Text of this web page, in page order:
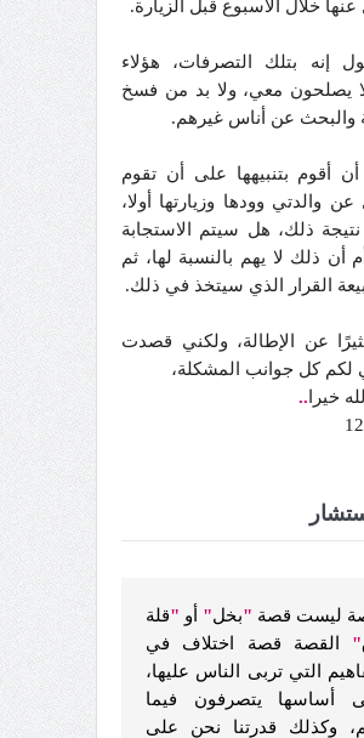
عنها خلال الأسبوع قبل الزيارة.
إنه بتلك التصرفات، هؤلاء
يصلحون معي، ولا بد من فسخ
والبحث عن أناس غيرهم.
أن أقوم بتنبيهها على أن تقوم
عن والدتي وودها وزيارتها أولا،
ذلك، هل سيتم الاستجابة
أم أن ذلك لا يهم بالنسبة لها، ثم
القرار الذي سيتخذ في ذلك.
عن الإطالة، ولكني قصدت
لكم كل جوانب المشكلة،
خيرا ..
ليست قصة "بخل" أو "قلة
"
القصة قصة اختلاف في
التي تربى الناس عليها،
أساسها يتصرفون فيما
وكذلك قدرتنا نحن على